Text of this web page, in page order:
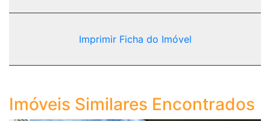
Imprimir Ficha do Imóvel
Imóveis Similares Encontrados